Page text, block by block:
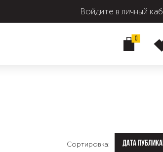
Войдите в личный
0
Сортировка: Дата